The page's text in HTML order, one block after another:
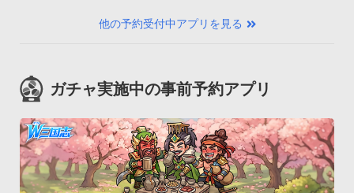
他の予約受付中アプリを見る
ガチャ実施中の事前予約アプリ